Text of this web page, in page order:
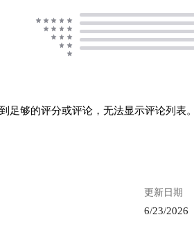
足够的评分或评论，无法显示评论列表
更新日期
6/23/2026